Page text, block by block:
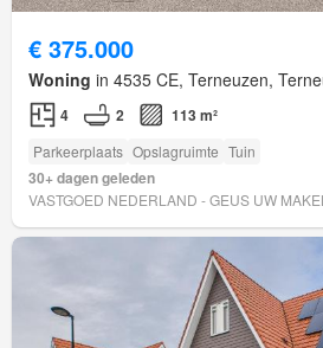
€ 375.000
Woning in 4535 CE, Terneuzen,
4 2 113 m²
Parkeerplaats Opslagruimte Tuin
30+ dagen geleden
VASTGOED NEDERLAND - GEUS UW